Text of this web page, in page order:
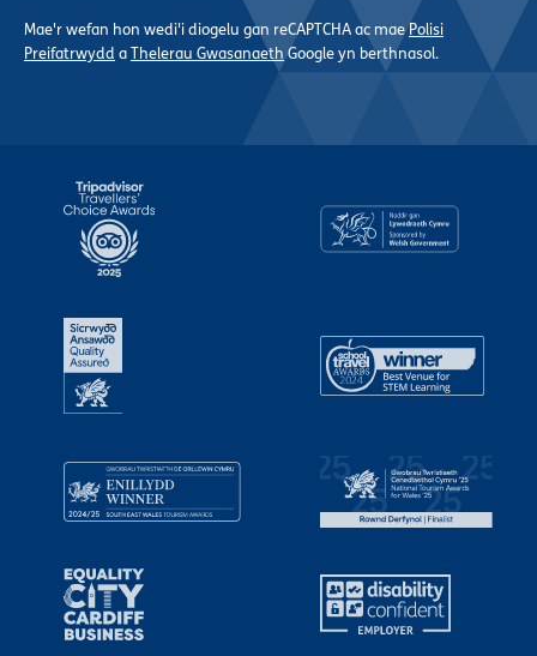
Mae'r wefan hon wedi'i diogelu gan reCAPTCHA ac maePolisi
Preifatrwydd aThelerau GwasanaethGoogle yn berthnasol.